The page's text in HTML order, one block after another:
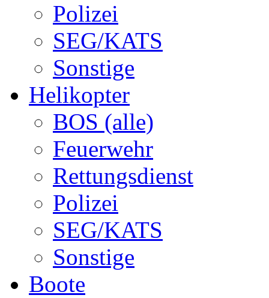
Polizei
SEG/KATS
Sonstige
Helikopter
BOS (alle)
Feuerwehr
Rettungsdienst
Polizei
SEG/KATS
Sonstige
Boote